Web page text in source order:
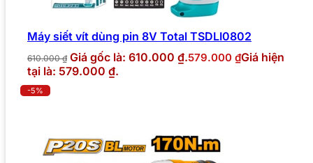
Máy siết vít dùng pin 8V Total TSDLI0802
610.000₫ Giá gốc là: 610.000 ₫.579.000 ₫Giá hiện
tại là: 579.000 ₫.
-5%